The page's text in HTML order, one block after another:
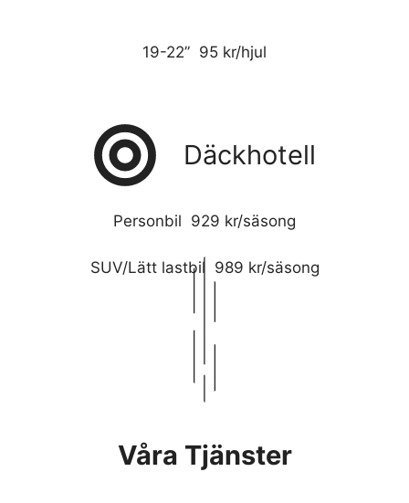
19-22” 95 kr/hjul
Däckhotell
Personbil 929 kr/säsong
SUV/Lätt lastbil 989 kr/säsong
Våra Tjänster